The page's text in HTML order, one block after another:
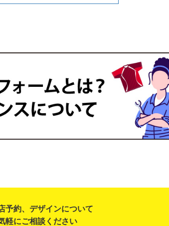
予約、デザインについて
軽にご相談ください